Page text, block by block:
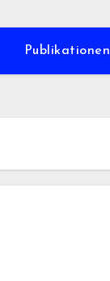
Publikationen